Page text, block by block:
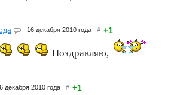
16 декабря 2010 года # +1
Поздравляю,
декабря 2010 года # +1